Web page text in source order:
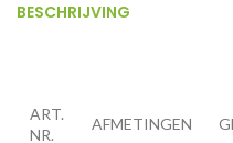
BESCHRIJVING
ART.
NR.
AFMETINGEN